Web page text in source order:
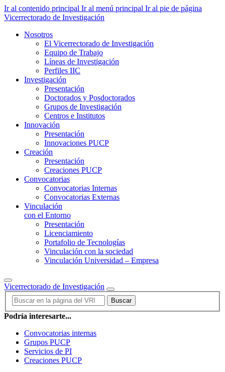
Ir al contenido principal Ir al menú principal Ir al pie de página
Vicerrectorado de Investigación
Nosotros
El Vicerrectorado de Investigación
Equipo de Trabajo
Líneas de Investigación
Perfiles IIC
Investigación
Presentación
Doctorados y Posdoctorados
Grupos de Investigación
Centros e Institutos
Innovación
Presentación
Innovaciones PUCP
Creación
Presentación
Creaciones PUCP
Convocatorias
Convocatorias Internas
Convocatorias Externas
Vinculación
con el Entorno
Presentación
Licenciamiento
Portafolio de Tecnologías
Vinculación con la sociedad
Vinculación Universidad – Empresa
Vicerrectorado de Investigación
Buscar
Podría interesarte...
Convocatorias internas
Grupos PUCP
Servicios de PI
Creaciones PUCP